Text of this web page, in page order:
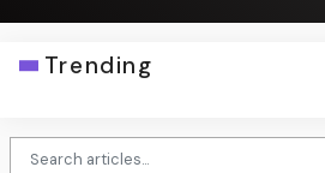
Trending